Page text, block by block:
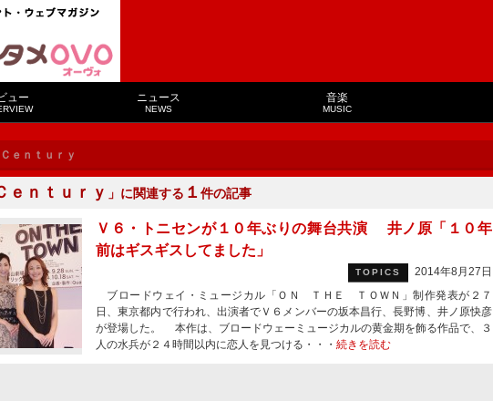
ュー ニュース
NEWS
音楽
MUSIC
ｅｎｔｕｒｙ
ｎｔｕｒｙ 」に関連する １ 件の記事
Ｖ６・トニセンが１０年ぶりの舞台共演 井ノ原「１０年
前はギスギスしてました」
TOPICS
2014年8月27日
ブロードウェイ・ミュージカル「ＯＮ ＴＨＥ ＴＯＷＮ」制作発表が２７
日、東京都内で行われ、出演者でＶ６メンバーの坂本昌行、長野博、井ノ原快彦
が登場した。 本作は、ブロードウェーミュージカルの黄金期を飾る作品で、３
人の水兵が２４時間以内に恋人を見つける・・・ 続きを読む